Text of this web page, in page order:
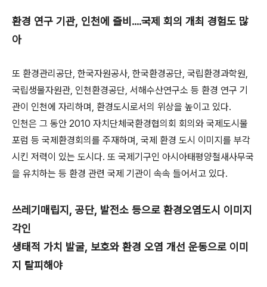
환경 연구 기관, 인천에 즐비....국제 회의 개최 경험도 많
아
또 환경관리공단, 한국자원공사, 한국환경공단, 국립환경과학원,
국립생물자원관, 인천환경공단, 서해수산연구소 등 환경 연구 기
관이 인천에 자리하며, 환경도시로서의 위상을 높이고 있다.
인천은 그 동안 2010 자치단체국환경협의회 회의와 국제도시물
포럼 등 국제환경회의를 주재하며, 국제 환경 도시 이미지를 부각
시킨 저력이 있는 도시다. 또 국제기구인 아시아태평양철새사무국
을 유치하는 등 환경 관련 국제 기관이 속속 들어서고 있다.
쓰레기매립지, 공단, 발전소 등으로 환경오염도시 이미지
각인
생태적 가치 발굴, 보호와 환경 오염 개선 운동으로 이미
지 탈피해야